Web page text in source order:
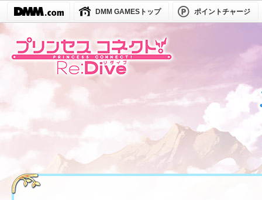
DMM GAMESトップ ポイントチャージ